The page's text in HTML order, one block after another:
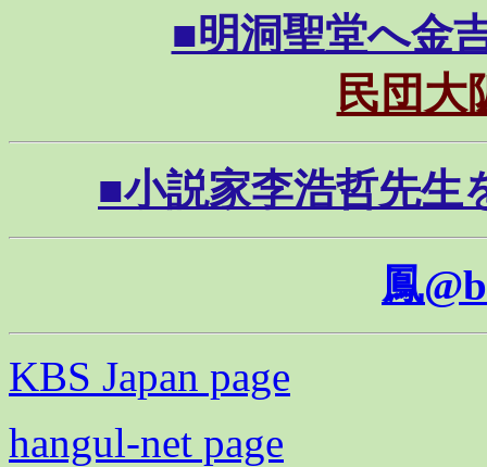
■明洞聖堂へ金
民団大
■小説家李浩哲先生
鳳
KBS Japan page
hangul-net page